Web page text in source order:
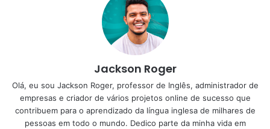
Jackson Roger
Olá, eu sou Jackson Roger, professor de Inglês, administrador de
empresas e criador de vários projetos online de sucesso que
contribuem para o aprendizado da língua inglesa de milhares de
pessoas em todo o mundo. Dedico parte da minha vida em